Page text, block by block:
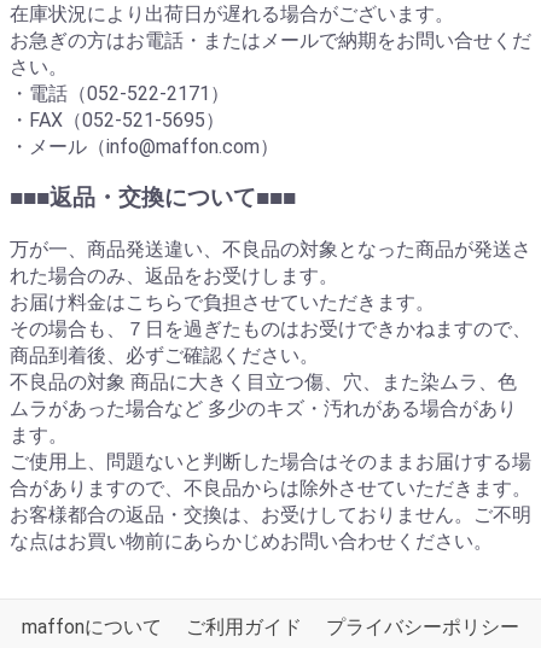
在庫状況により出荷日が遅れる場合がございます。
お急ぎの方はお電話・またはメールで納期をお問い合せくだ
さい。
・電話（052-522-2171）
・FAX（052-521-5695）
・メール（info@maffon.com）
■■■返品・交換について■■■
万が一、商品発送違い、不良品の対象となった商品が発送さ
れた場合のみ、返品をお受けします。
お届け料金はこちらで負担させていただきます。
その場合も、７日を過ぎたものはお受けできかねますので、
商品到着後、必ずご確認ください。
不良品の対象 商品に大きく目立つ傷、穴、また染ムラ、色
ムラがあった場合など 多少のキズ・汚れがある場合があり
ます。
ご使用上、問題ないと判断した場合はそのままお届けする場
合がありますので、不良品からは除外させていただきます。
お客様都合の返品・交換は、お受けしておりません。ご不明
な点はお買い物前にあらかじめお問い合わせください。
maffonについて ご利用ガイド
プライバシーポリシー